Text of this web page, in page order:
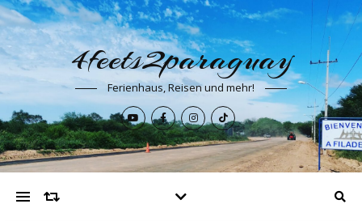
4feets2paraguay
Ferienhaus, Reisen und mehr!